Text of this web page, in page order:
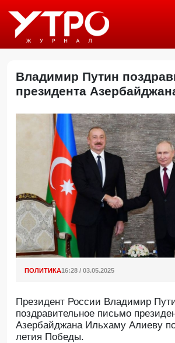
Владимир Путин
президента
ПОЛИТИКА16:28 / 03.05.2025
Президент России Владимир
поздравительное письмо
Азербайджана Ильхаму Алиеву
летия Победы.